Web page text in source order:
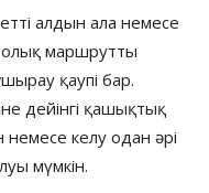
алдын ала немесе
маршрутты
қаупі бар.
дейінгі қашықтық
немесе келу одан әрі
мүмкін.